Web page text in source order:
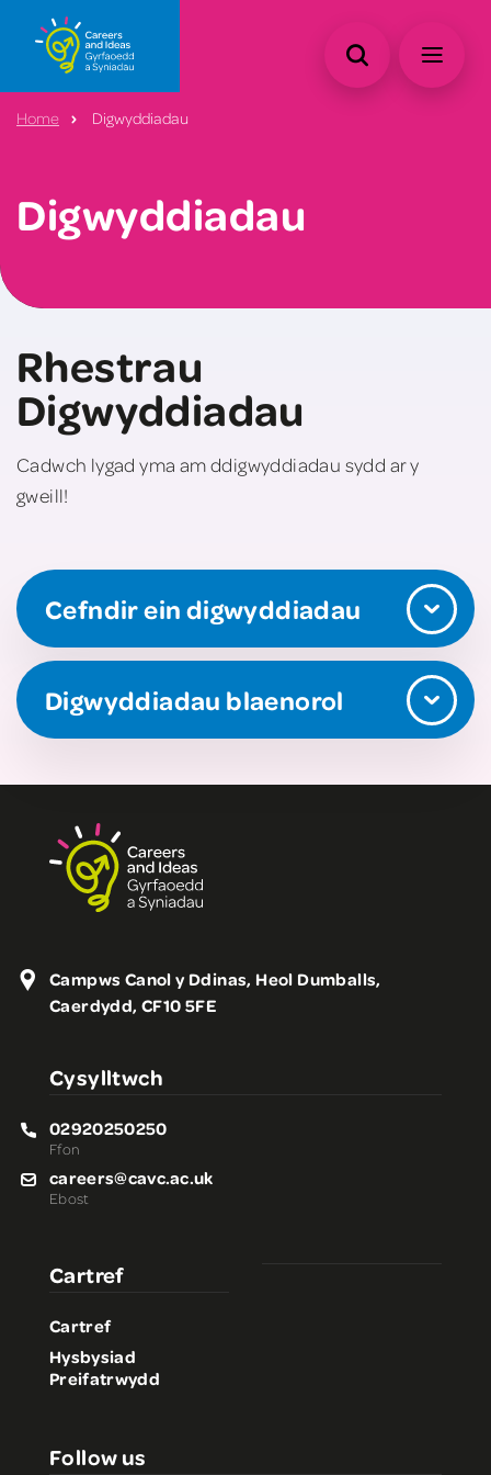
Home Digwyddiadau
Digwyddiadau
Rhestrau
Digwyddiadau
Cadwch lygad yma am ddigwyddiadau sydd ar y
gweill!
Cefndir ein digwyddiadau
Digwyddiadau blaenorol
Campws Canol y Ddinas, Heol Dumballs,
Caerdydd, CF10 5FE
Cysylltwch
02920250250
Ffon
careers@cavc.ac.uk
Ebost
Cartref
Cartref
Hysbysiad
Preifatrwydd
Follow us